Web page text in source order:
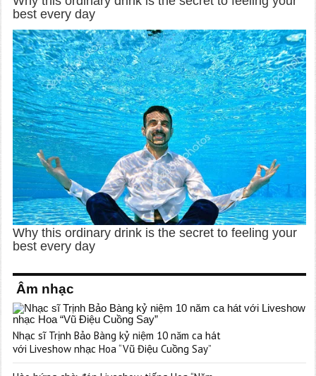
Âm nhạc
Nhạc sĩ Trịnh Bảo Bàng kỷ niệm 10 năm ca hát
với Liveshow nhạc Hoa “Vũ Điệu Cuồng Say”